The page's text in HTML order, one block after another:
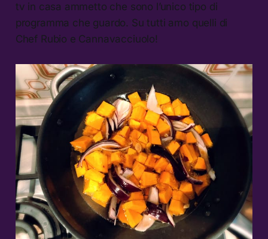
tv in casa ammetto che sono l’unico tipo di
programma che guardo. Su tutti amo quelli di
Chef Rubio e Cannavacciuolo!